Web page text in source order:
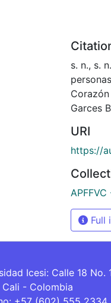
s. n., s.
Garces
URI
https://
Full
Icesi: Calle 18 No.
Cali - Colombia